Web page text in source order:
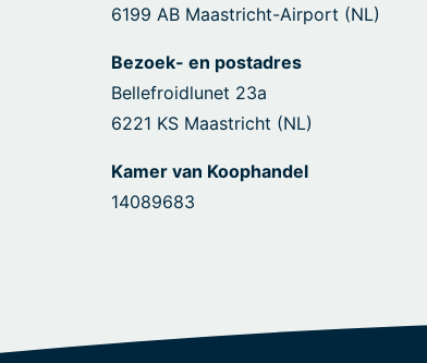
6199 AB Maastricht-Airport (NL)
Bezoek- en postadres
Bellefroidlunet 23a
6221 KS Maastricht (NL)
Kamer van Koophandel
14089683